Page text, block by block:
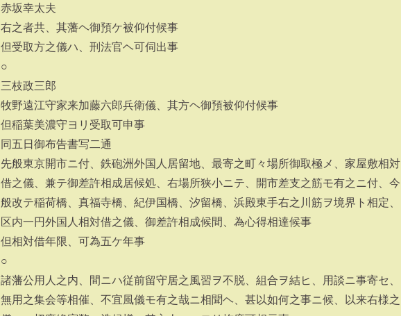
赤坂幸太夫
右之者共、其藩ヘ御預ケ被仰付候事
但受取方之儀ハ、刑法官ヘ可伺出事
○
三枝政三郎
牧野遠江守家来加藤六郎兵衛儀、其方ヘ御預被仰付候事
但稲葉美濃守ヨリ受取可申事
同五日御布告書写二通
先般東京開市ニ付、鉄砲洲外国人居留地、最寄之町々場所御取極メ、家屋敷相対
借之儀、兼テ御差許相成居候処、右場所狭小ニテ、開市差支之筋モ有之ニ付、今
般改テ稲荷橋、真福寺橋、紀伊国橋、汐留橋、浜殿東手右之川筋ヲ境界ト相定、
区内一円外国人相対借之儀、御差許相成候間、為心得相達候事
但相対借年限、可為五ケ年事
○
諸藩公用人之内、間ニハ従前留守居之風習ヲ不脱、組合ヲ結ヒ、用談ニ事寄セ、
無用之集会等相催、不宜風儀モ有之哉ニ相聞ヘ、甚以如何之事ニ候、以来右様之